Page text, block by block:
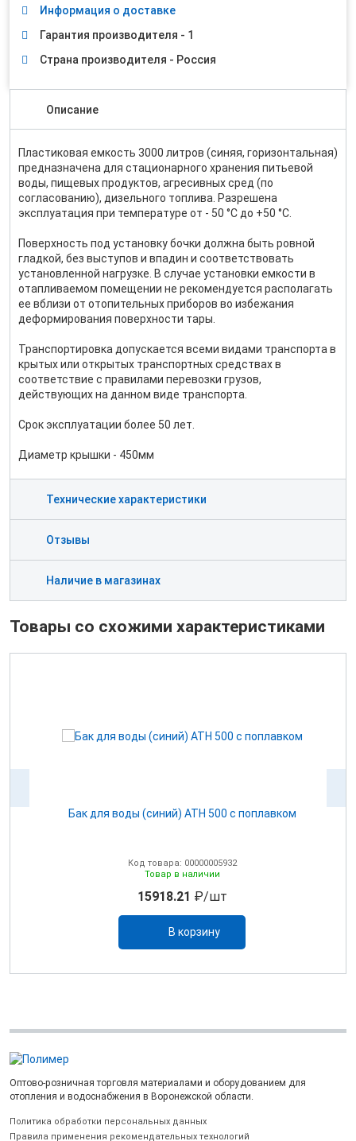
Информация о доставке
Гарантия производителя - 1
Страна производителя - Россия
Описание
Пластиковая емкость 3000 литров (синяя, горизонтальная)
предназначена для стационарного хранения питьевой
воды, пищевых продуктов, агресивных сред (по
согласованию), дизельного топлива. Разрешена
эксплуатация при температуре от - 50 °С до +50 °С.
Поверхность под установку бочки должна быть ровной
гладкой, без выступов и впадин и соответствовать
установленной нагрузке. В случае установки емкости в
отапливаемом помещении не рекомендуется располагать
ее вблизи от отопительных приборов во избежания
деформирования поверхности тары.
Транспортировка допускается всеми видами транспорта в
крытых или открытых транспортных средствах в
соответствие с правилами перевозки грузов,
действующих на данном виде транспорта.
Срок эксплуатации более 50 лет.
Диаметр крышки - 450мм
Технические характеристики
Отзывы
Наличие в магазинах
Товары со схожими характеристиками
Бак для воды (синий) ATH 500 с поплавком
Код товара: 00000005932
Товар в наличии
15918.21 ₽/шт
В корзину
Оптово-розничная торговля материалами и оборудованием для
отопления и водоснабжения в Воронежской области.
Политика обработки персональных данных
Правила применения рекомендательных технологий